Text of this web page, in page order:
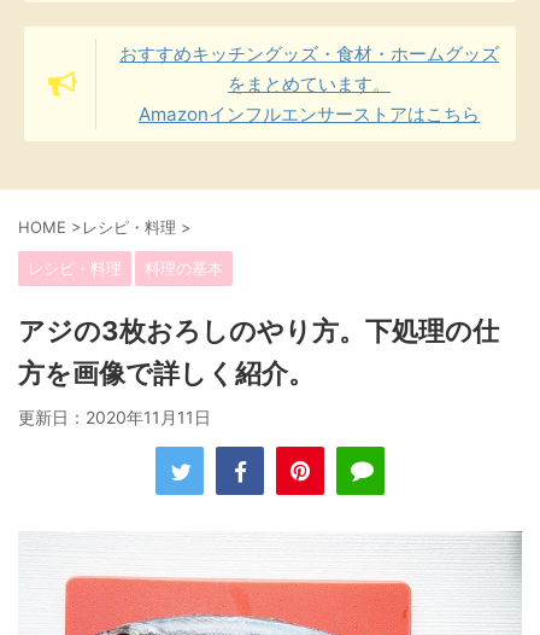
おすすめキッチングッズ・食材・ホームグッズ
をまとめています。
Amazonインフルエンサーストアはこちら
HOME >レシピ・料理 >
レシピ・料理 料理の基本
アジの3枚おろしのやり方。下処理の仕
方を画像で詳しく紹介。
更新日： 2020年11月11日